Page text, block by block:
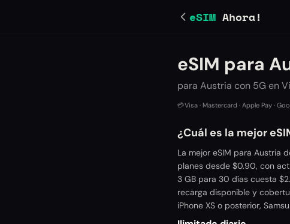
eSIM Ahora!
eSIM para
para Austria con 5G en
💳Visa · Mastercard · Apple Pay ·
¿Cuál es la mejor
La mejor eSIM para Austria
planes desde $0.90, con
3 GB para 30 días cuesta
recarga disponible y
iPhone XS o posterior,